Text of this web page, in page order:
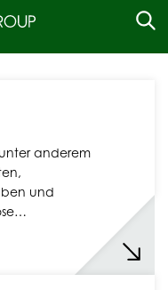
anderem
und